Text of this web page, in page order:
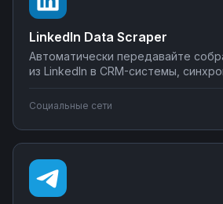
LinkedIn Data Scraper
Автоматически передавайте
из LinkedIn в CRM-системы,
продаж. Настройте интеграции
сложных сценариев обработки
Социальные сети